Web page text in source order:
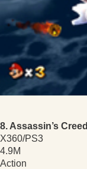
8. Assassin’s Creed
X360/PS3
4.9M
Action